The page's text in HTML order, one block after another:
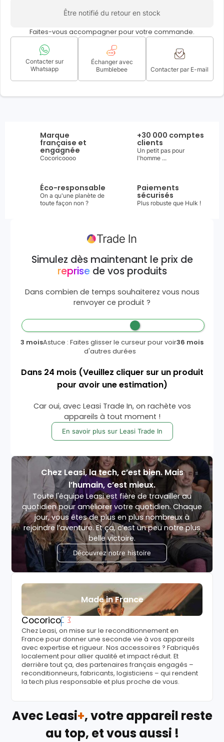
Être notifié du retour en stock
Faites-vous accompagner pour votre commande.
Contacter sur
Whatsapp
Échanger avec
Bumblebee
Contacter par E-mail
Marque
française et
engagnée
Cocoricoooo
+30 000 comptes
clients
Un petit pas pour
l'homme ...
Éco-responsable
On a qu'une planète de
toute façon non ?
Paiements
sécurisés
Plus robuste que Hulk !
Simulez dès maintenant le prix de
reprisede vos produits
Dans combien de temps souhaiterez vous nous
renvoyer ce produit ?
3 moisAstuce : Faites glisser le curseur pour voir
d'autres durées
36 mois
Dans 24 mois (Veuillez cliquer sur un produit
pour avoir une estimation)
Car oui, avec Leasi Trade In, on rachète vos
appareils à tout moment !
En savoir plus sur Leasi Trade In
Chez Leasi, la tech, c’est bien. Mais
l’humain, c’est mieux.
Toute l'équipe Leasi est fière de travailler au
quotidien pour améliorer votre quotidien. Chaque
jour, vous êtes de plus en plus nombreux à
rejoindre l’aventure. Et ça, c’est un peu notre plus
belle victoire.
Découvrez notre histoire
Made in France
Cocorico
Chez Leasi, on mise sur le reconditionnement en
France pour donner une seconde vie à vos appareils
avec expertise et rigueur. Nos accessoires ? Fabriqués
localement pour allier qualité et impact réduit. Et
derrière tout ça, des partenaires français engagés –
reconditionneurs, fabricants, logisticiens – qui rendent
la tech plus responsable et plus proche de vous.
Avec Leasi+, votre appareil reste
au top, et vous aussi !